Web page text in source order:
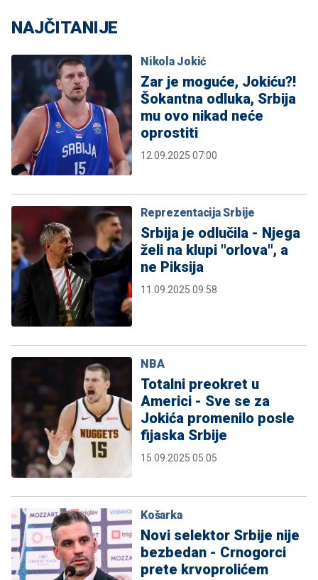
NAJČITANIJE
Nikola Jokić
Zar je moguće, Jokiću?!
Šokantna odluka, Srbija
mu ovo nikad neće
oprostiti
12.09.2025 07:00
Reprezentacija Srbije
Srbija je odlučila - Njega
želi na klupi "orlova", a
ne Piksija
11.09.2025 09:58
NBA
Totalni preokret u
Americi - Sve se za
Jokića promenilo posle
fijaska Srbije
15.09.2025 05:05
Košarka
Novi selektor Srbije nije
bezbedan - Crnogorci
prete krvoprolićem